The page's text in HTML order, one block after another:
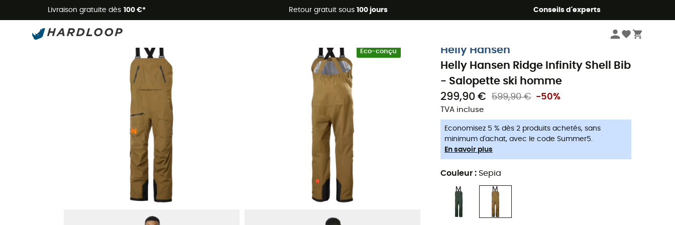
Livraison gratuite dès 100 €* Retour gratuit sous 100 jours Conseils d'experts
Promos d'été 🔥 -5 % EXTRA dès 2 produits* code Summer5
Eco-conçu
Helly Hansen
Helly Hansen Ridge Infinity Shell Bib
- Salopette ski homme
299,90 €
599,90 € -50%
TVA incluse
Economisez 5 % dès 2 produits achetés, sans
minimum d'achat, avec le code Summer5.
En savoir plus
Couleur : Sepia